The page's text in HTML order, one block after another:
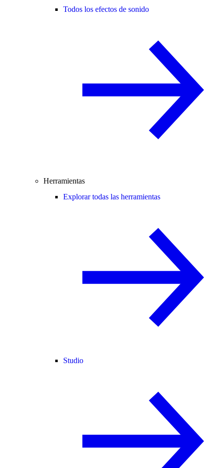
Todos los efectos de sonido
Herramientas
Explorar todas las herramientas
Studio